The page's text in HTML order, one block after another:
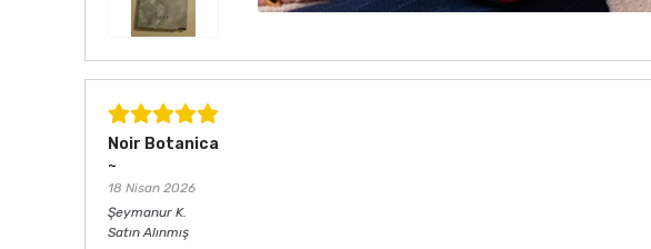
Noir Botanica
~
18 Nisan 2026
Şeymanur K.
Satın Alınmış